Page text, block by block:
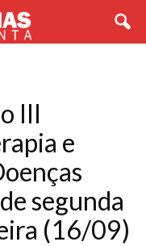
III
e
segunda
(16/09)